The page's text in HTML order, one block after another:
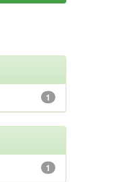
1
1